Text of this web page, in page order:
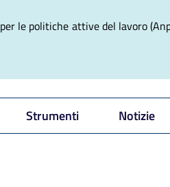
le politiche attive del lavoro
Strumenti Notizie